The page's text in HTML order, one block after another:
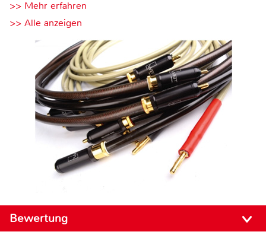
>> Mehr erfahren
>> Alle anzeigen
Bewertung